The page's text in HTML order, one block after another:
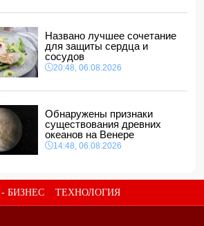
подписал распоряжения в
двумя дипломатами
погоды в Азербайджане на 8 августа
ищут сотрудников с
до 10 000 манатов
Названо лучшее сочетание
для защиты сердца и
сосудов
20:48, 06.08.2026
Обнаружены признаки
существования древних
океанов на Венере
14:48, 06.08.2026
БИЗНЕС ТЕХНОЛОГИЯ